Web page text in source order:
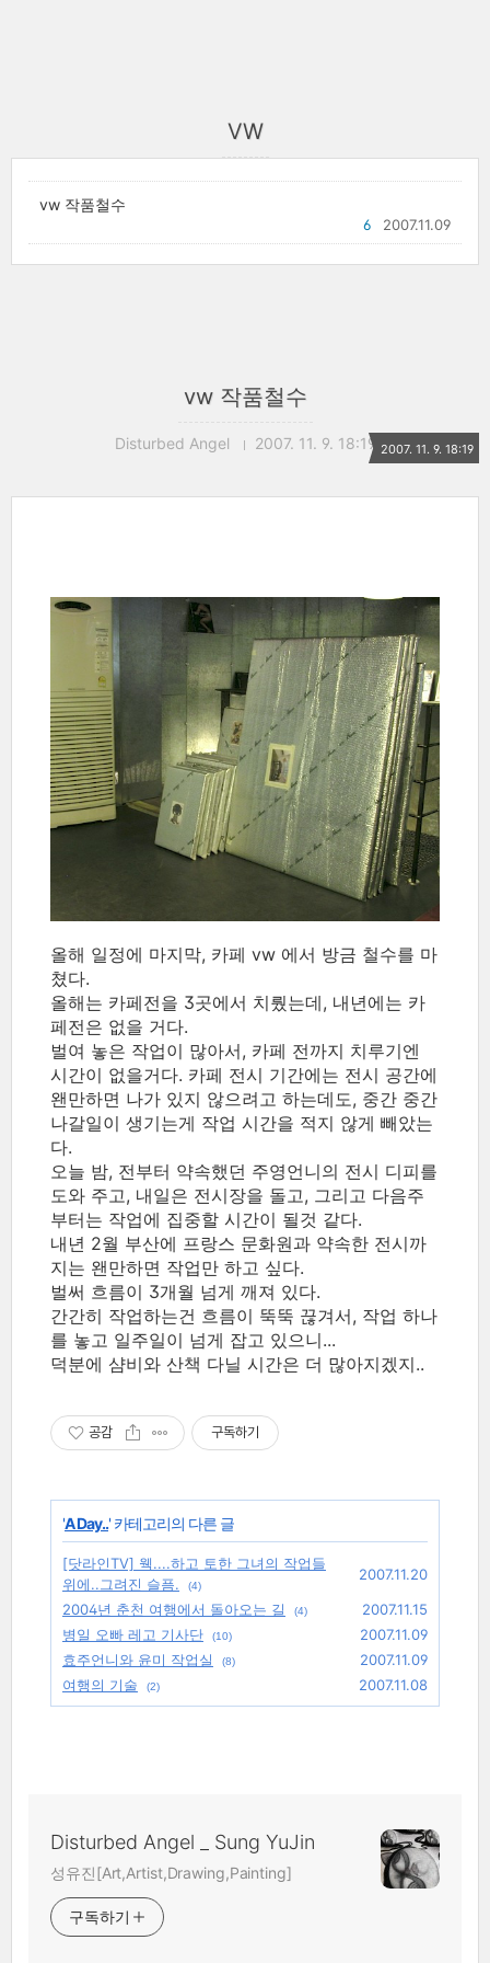
VW
vw 작품철수
2007.11.09
6
vw 작품철수
Disturbed Angel 2007. 11. 9. 18:19 2007. 11. 9. 18:19
올해 일정에 마지막, 카페 vw 에서 방금 철수를 마
쳤다.
올해는 카페전을 3곳에서 치뤘는데, 내년에는 카
페전은 없을 거다.
벌여 놓은 작업이 많아서, 카페 전까지 치루기엔
시간이 없을거다. 카페 전시 기간에는 전시 공간에
왠만하면 나가 있지 않으려고 하는데도, 중간 중간
나갈일이 생기는게 작업 시간을 적지 않게 빼았는
다.
오늘 밤, 전부터 약속했던 주영언니의 전시 디피를
도와 주고, 내일은 전시장을 돌고, 그리고 다음주
부터는 작업에 집중할 시간이 될것 같다.
내년 2월 부산에 프랑스 문화원과 약속한 전시까
지는 왠만하면 작업만 하고 싶다.
벌써 흐름이 3개월 넘게 깨져 있다.
간간히 작업하는건 흐름이 뚝뚝 끊겨서, 작업 하나
를 놓고 일주일이 넘게 잡고 있으니...
덕분에 샴비와 산책 다닐 시간은 더 많아지겠지..
공감 구독하기
'A Day..' 카테고리의 다른 글
[닷라인TV] 웩....하고 토한 그녀의 작업들
위에..그려진 슬픔.
(4)
2007.11.20
2004년 춘천 여행에서 돌아오는 길
(4)
2007.11.15
병일 오빠 레고 기사단
(10)
2007.11.09
효주언니와 윤미 작업실
(8)
2007.11.09
여행의 기술
(2) 2007.11.08
Disturbed Angel _ Sung YuJin
성유진[Art,Artist,Drawing,Painting]
구독하기